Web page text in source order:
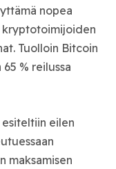
nopea
kryptotoimijoiden
Tuolloin Bitcoin
% reilussa
eilen
maksamisen